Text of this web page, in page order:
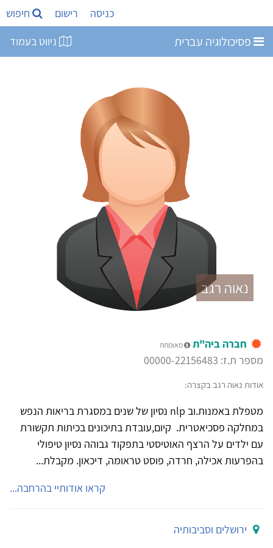
כניסה רישום חיפוש
פסיכולוגיה עברית ניווט בעמוד
נאוה רגב
חברה ביה"ת מאומתת
מספר ת.ז: 00000-22156483
אודות נאוה רגב בקצרה:
מטפלת באמנות.וב nlp נסיון של שנים במסגרת בריאות הנפש
במחלקה פסכיאטרית. קיום,עובדת בתיכונים בכיתות תקשורת
עם ילדים על הרצף האוטיסטי בתפקוד גבוהה נסיון טיפולי
בהפרעות אכילה, חרדה, פוסט טראומה, דיכאון. מקבלת...
קראו אודותיי בהרחבה...
ירושלים וסביבותיה